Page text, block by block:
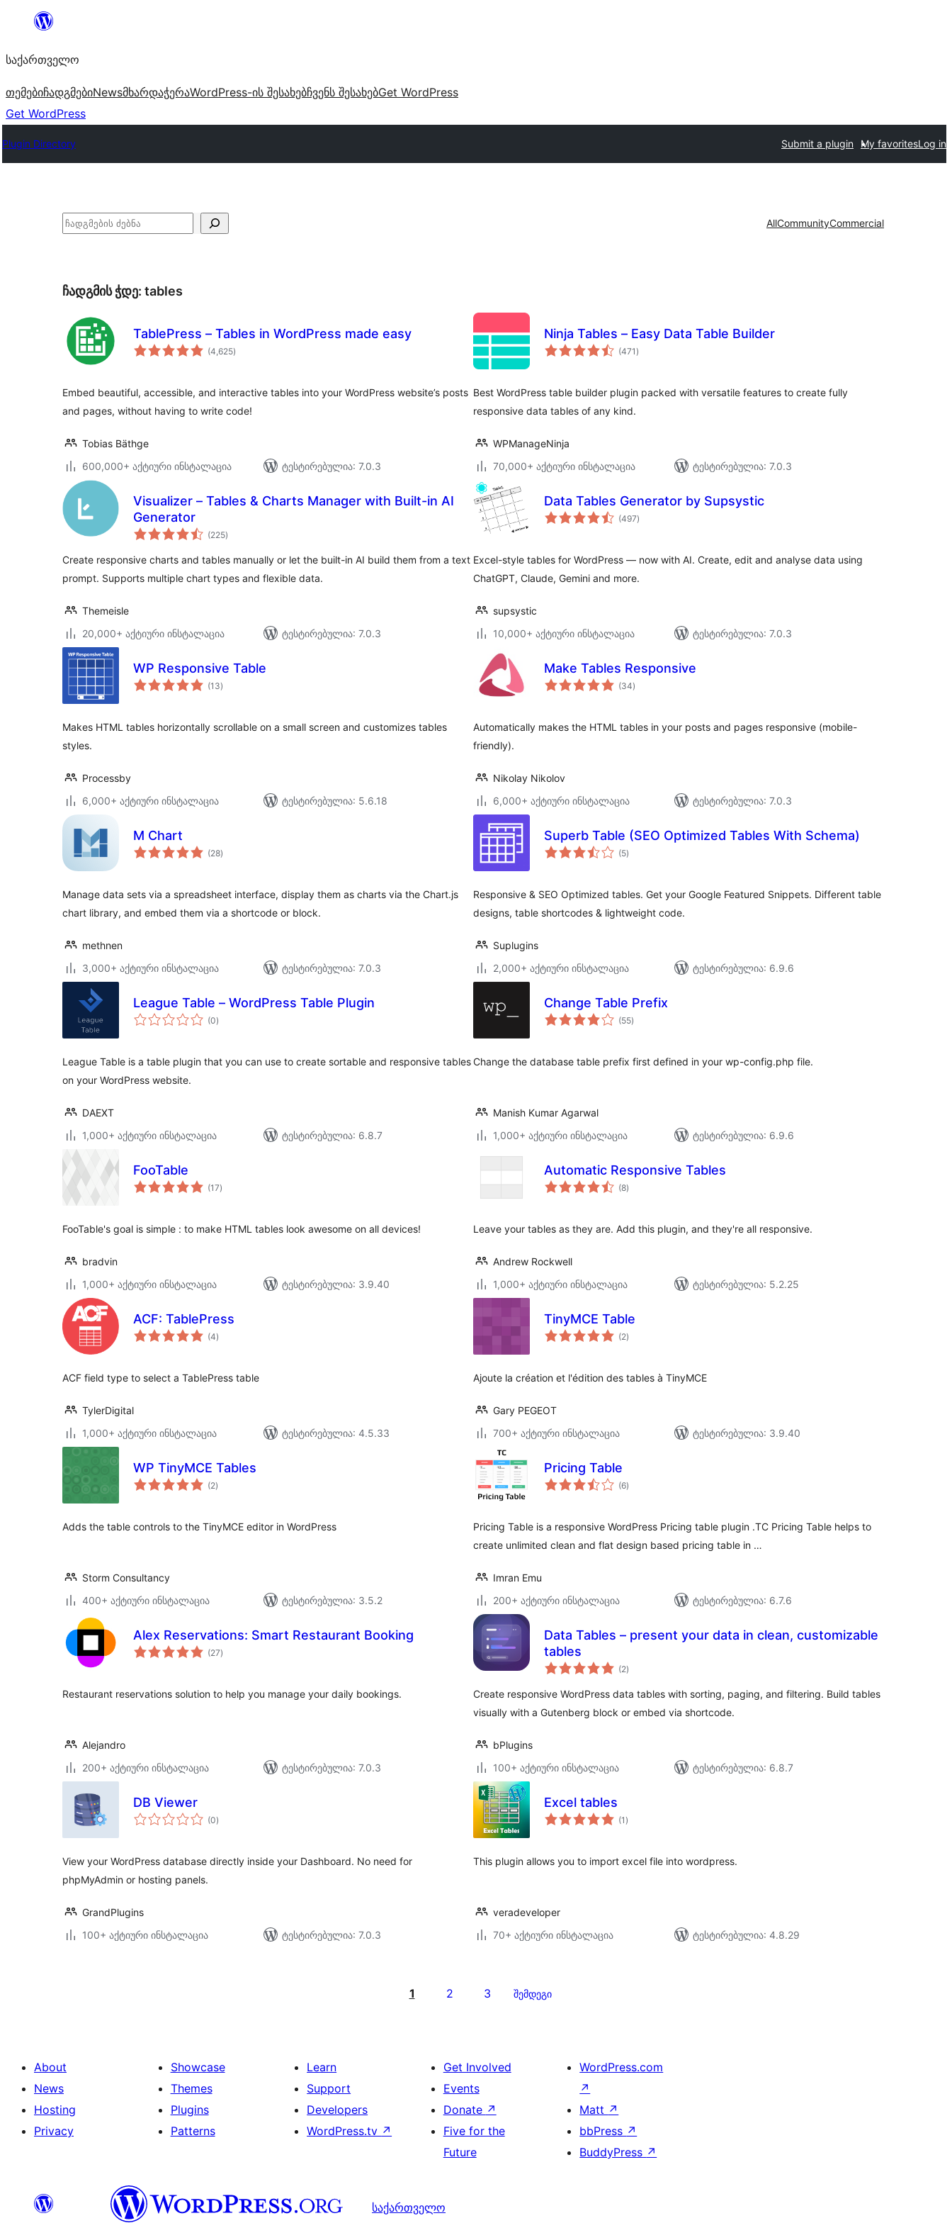
შიგთავსზე
საქართველო
თემებიჩადგმებიNewsმხარდაჭერაWordPress-ის შესახებჩვენს შესახებGet WordPress
Get WordPress
Plugin Directory Submit a plugin My favoritesLog in
ძებნა AllCommunityCommercial
ჩადგმის ჭდე: tables
TablePress – Tables in WordPress made easy
(4,625საერთო
რეიტინგი
)
Embed beautiful, accessible, and interactive tables into your WordPress website’s posts
and pages, without having to write code!
Tobias Bäthge
600,000+ აქტიური ინსტალაცია
ტესტირებულია: 7.0.3
Ninja Tables – Easy Data Table Builder
(471 საერთო
რეიტინგი
)
Best WordPress table builder plugin packed with versatile features to create fully
responsive data tables of any kind.
WPManageNinja
70,000+ აქტიური ინსტალაცია
ტესტირებულია: 7.0.3
Visualizer – Tables & Charts Manager with Built-in AI
Generator
(225საერთო
რეიტინგი
)
Create responsive charts and tables manually or let the built-in AI build them from a text
prompt. Supports multiple chart types and flexible data.
Themeisle
20,000+ აქტიური ინსტალაცია
ტესტირებულია: 7.0.3
Data Tables Generator by Supsystic
(497საერთო
რეიტინგი
)
Excel-style tables for WordPress — now with AI. Create, edit and analyse data using
ChatGPT, Claude, Gemini and more.
supsystic
10,000+ აქტიური ინსტალაცია
ტესტირებულია: 7.0.3
WP Responsive Table
(13საერთო
რეიტინგი
)
Makes HTML tables horizontally scrollable on a small screen and customizes tables
styles.
Processby
6,000+ აქტიური ინსტალაცია
ტესტირებულია: 5.6.18
Make Tables Responsive
(34საერთო
რეიტინგი
)
Automatically makes the HTML tables in your posts and pages responsive (mobile-
friendly).
Nikolay Nikolov
6,000+ აქტიური ინსტალაცია
ტესტირებულია: 7.0.3
M Chart
(28საერთო
რეიტინგი
)
Manage data sets via a spreadsheet interface, display them as charts via the Chart.js
chart library, and embed them via a shortcode or block.
methnen
3,000+ აქტიური ინსტალაცია
ტესტირებულია: 7.0.3
Superb Table (SEO Optimized Tables With Schema)
(5საერთო
რეიტინგი
)
Responsive & SEO Optimized tables. Get your Google Featured Snippets. Different table
designs, table shortcodes & lightweight code.
Suplugins
2,000+ აქტიური ინსტალაცია
ტესტირებულია: 6.9.6
League Table – WordPress Table Plugin
(0საერთო
რეიტინგი
)
League Table is a table plugin that you can use to create sortable and responsive tables
on your WordPress website.
DAEXT
1,000+ აქტიური ინსტალაცია
ტესტირებულია: 6.8.7
Change Table Prefix
(55საერთო
რეიტინგი
)
Change the database table prefix first defined in your wp-config.php file.
Manish Kumar Agarwal
1,000+ აქტიური ინსტალაცია
ტესტირებულია: 6.9.6
FooTable
(17საერთო
რეიტინგი
)
FooTable's goal is simple : to make HTML tables look awesome on all devices!
bradvin
1,000+ აქტიური ინსტალაცია
ტესტირებულია: 3.9.40
Automatic Responsive Tables
(8საერთო
რეიტინგი
)
Leave your tables as they are. Add this plugin, and they're all responsive.
Andrew Rockwell
1,000+ აქტიური ინსტალაცია
ტესტირებულია: 5.2.25
ACF: TablePress
(4საერთო
რეიტინგი
)
ACF field type to select a TablePress table
TylerDigital
1,000+ აქტიური ინსტალაცია
ტესტირებულია: 4.5.33
TinyMCE Table
(2საერთო
რეიტინგი
)
Ajoute la création et l'édition des tables à TinyMCE
Gary PEGEOT
700+ აქტიური ინსტალაცია
ტესტირებულია: 3.9.40
WP TinyMCE Tables
(2საერთო
რეიტინგი
)
Adds the table controls to the TinyMCE editor in WordPress
Storm Consultancy
400+ აქტიური ინსტალაცია
ტესტირებულია: 3.5.2
Pricing Table
(6საერთო
რეიტინგი
)
Pricing Table is a responsive WordPress Pricing table plugin .TC Pricing Table helps to
create unlimited clean and flat design based pricing table in …
Imran Emu
200+ აქტიური ინსტალაცია
ტესტირებულია: 6.7.6
Alex Reservations: Smart Restaurant Booking
(27საერთო
რეიტინგი
)
Restaurant reservations solution to help you manage your daily bookings.
Alejandro
200+ აქტიური ინსტალაცია
ტესტირებულია: 7.0.3
Data Tables – present your data in clean, customizable
tables
(2საერთო
რეიტინგი
)
Create responsive WordPress data tables with sorting, paging, and filtering. Build tables
visually with a Gutenberg block or embed via shortcode.
bPlugins
100+ აქტიური ინსტალაცია
ტესტირებულია: 6.8.7
DB Viewer
(0საერთო
რეიტინგი
)
View your WordPress database directly inside your Dashboard. No need for
phpMyAdmin or hosting panels.
GrandPlugins
100+ აქტიური ინსტალაცია
ტესტირებულია: 7.0.3
Excel tables
(1 საერთო
რეიტინგი
)
This plugin allows you to import excel file into wordpress.
veradeveloper
70+ აქტიური ინსტალაცია
ტესტირებულია: 4.8.29
1 2 3 შემდეგი
About
News
Hosting
Privacy
Showcase
Themes
Plugins
Patterns
Learn
Support
Developers
WordPress.tv ↗
Get Involved
Events
Donate ↗
Five for the
Future
WordPress.com
↗
Matt ↗
bbPress ↗
BuddyPress ↗
საქართველო